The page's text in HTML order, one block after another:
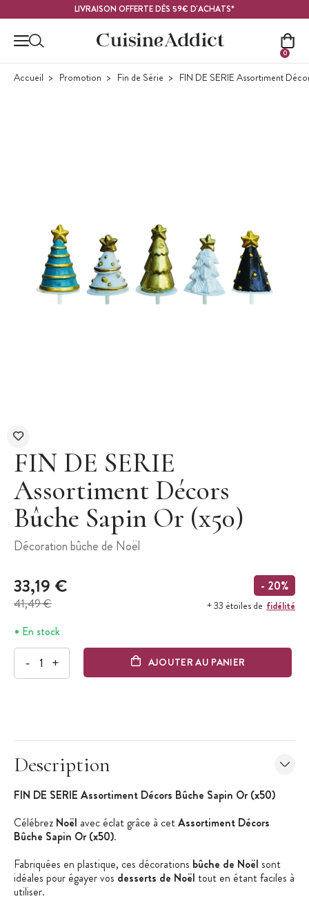
LIVRAISON OFFERTE DÈS 59€ D'ACHATS*
0
Accueil Promotion Fin de Série FIN DE SERIE Assortiment
FIN DE SERIE
Assortiment Décors
Bûche Sapin Or (x50)
Décoration bûche de Noël
33,19 €
41,49 €
- 20%
+ 33 étoiles de fidélité
En stock
- + AJOUTER AU PANIER
Description
FIN DE SERIE Assortiment Décors Bûche Sapin Or(x50)
Célébrez Noël avec éclat grâce à cetAssortiment Décors
Bûche Sapin Or (x50).
Fabriquées en plastique, ces décorations bûche de Noël sont
idéales pour égayer vos desserts de Noël tout en étant faciles à
utiliser.